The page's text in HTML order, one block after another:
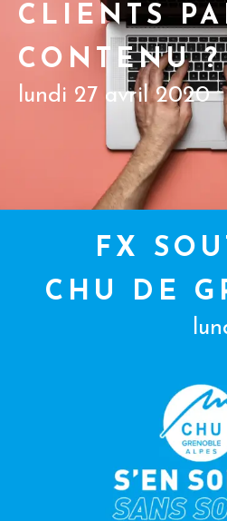
CLIENTS
CONTENU ?
lundi 27 avril 2020
FX
CHU DE